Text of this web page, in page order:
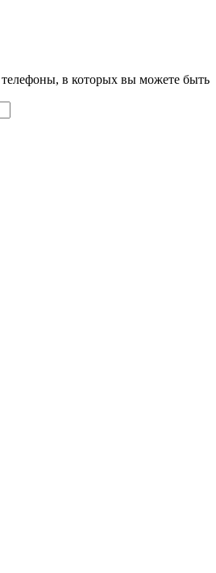
в которых вы можете быть